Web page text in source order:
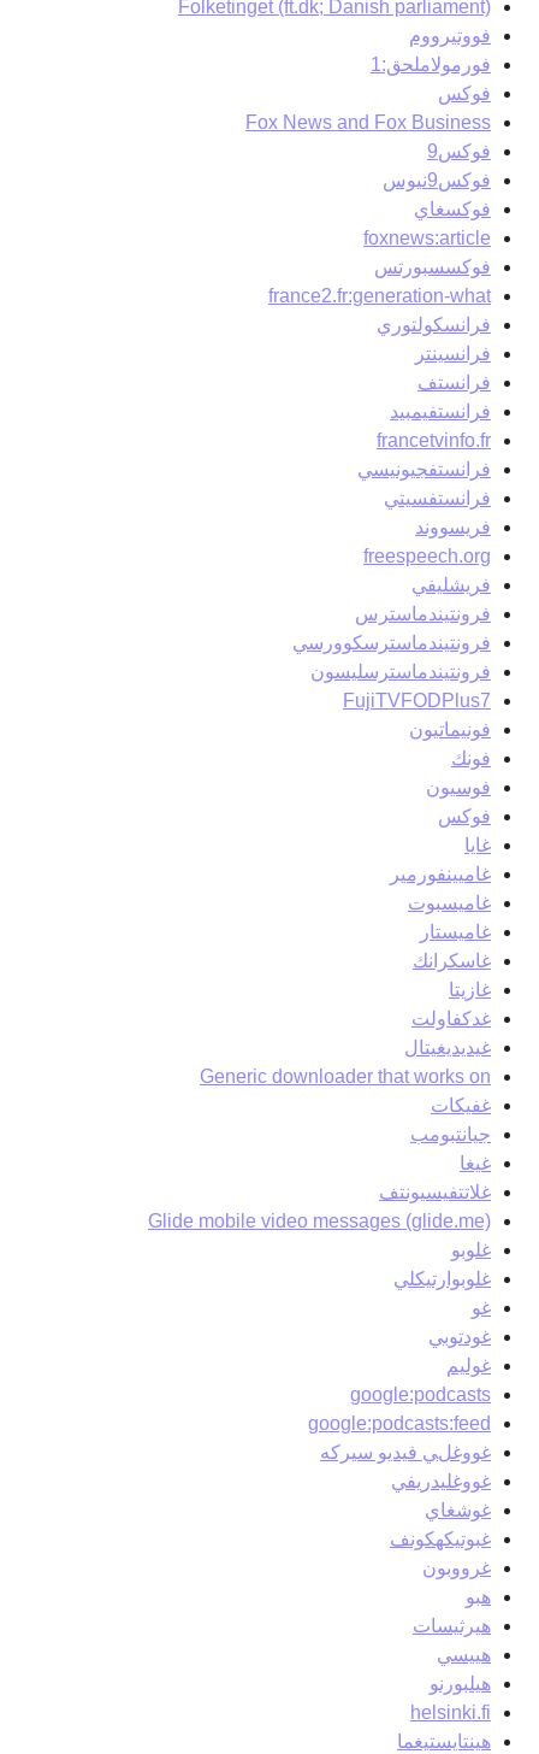
Folketinget (ft.dk; Danish parliament)
فووتيرووم
فورمولاملحق:1
فوكس
Fox News and Fox Business
فوكس9
فوكس9نيوس
فوكسغاي
foxnews:article
فوكسسبورتس
france2.fr:generation-what
فرانسكولتوري
فرانسينتر
فرانستف
فرانستفيمبيد
francetvinfo.fr
فرانستفجيونيسي
فرانستفسيتي
فريسووند
freespeech.org
فريشليفي
فرونتيندماسترس
فرونتيندماسترسكوورسي
فرونتيندماسترسليسون
FujiTVFODPlus7
فونيماتيون
فونك
فوسيون
فوكس
غايا
غاميينفورمير
غاميسبوت
غاميستار
غاسكرانك
غازيتا
غدكفاولت
غيديديغيتال
Generic downloader that works on
غفيكات
جيانتبومب
غيغا
غلاتتفيسيونتف
Glide mobile video messages (glide.me)
غلوبو
غلوبوارتيكلي
غو
غودتوبي
غوليم
google:podcasts
google:podcasts:feed
غووغلي فيديو سيركه
غووغليدريفي
غوشغاي
غبوتيكهكونف
غرووبون
هبو
هيرثيسات
هييسي
هيلبورنو
helsinki.fi
هينتايستيغما